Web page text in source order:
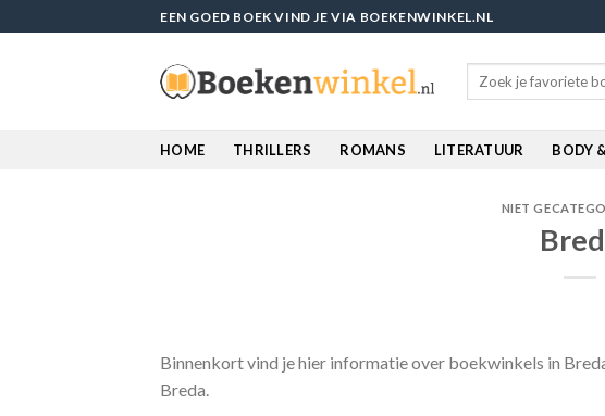
to
EEN GOED BOEK VIND JE VIA BOEKENWINKEL.NL
Search
HOME THRILLERS ROMANS LITERATUUR BODY
NIET
Binnenkort vind je hier informatie over boekwinkels in
Breda.